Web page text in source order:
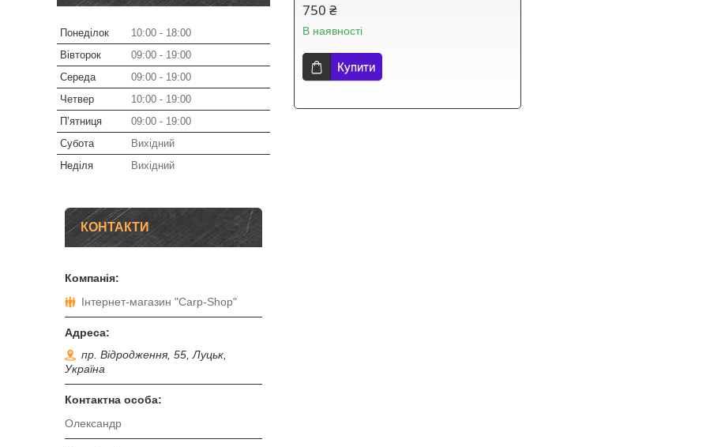
750 ₴
В наявності
Купити
Понеділок 10:00
18:00
Вівторок
09:00
19:00
Середа
09:00
19:00
Четвер
10:00
19:00
Пʼятниця
09:00
19:00
Субота
Вихідний
Неділя
Вихідний
КОНТАКТИ
Інтернет-магазин "Carp-Shop"
пр. Відродження, 55, Луцьк,
Україна
Олександр